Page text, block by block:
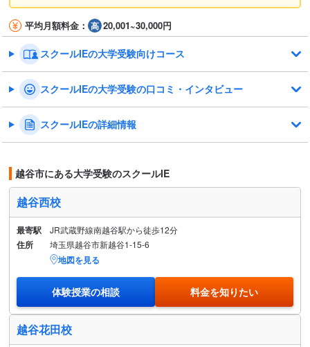
平均月額料金： 20,001~30,000円
スクールIEの大学受験向けコース
スクールIEの大学受験の口コミ・インタビュー
スクールIEの詳細情報
越谷市にある大学受験のスクールIE
越谷西校
最寄駅 JR武蔵野線南越谷駅から徒歩12分
住所 埼玉県越谷市新越谷1-15-6
地図を見る
体験授業の相談 料金を知りたい
越谷花田校